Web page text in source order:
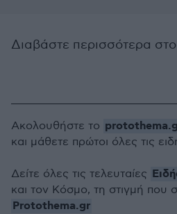
Διαβάστε περισσότερα στο
Ακολουθήστε το
και μάθετε πρώτοι όλες τις
Δείτε όλες τις τελευταίες
και τον Κόσμο, τη στιγμή που
Protothema.gr